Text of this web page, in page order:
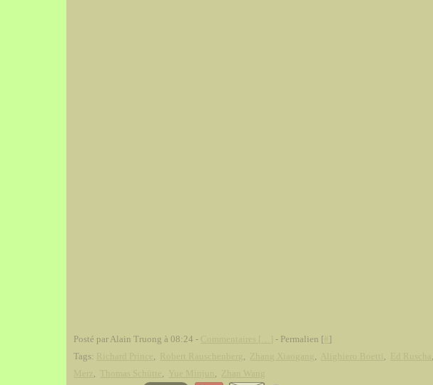
Posté par Alain Truong à 08:24 - - Permalien [ ]
Tags:
, , , , ,
, , ,